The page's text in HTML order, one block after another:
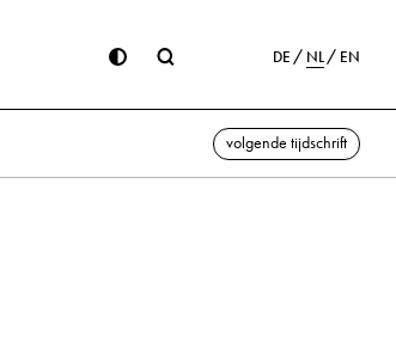
DE NL EN
volgende tijdschrift